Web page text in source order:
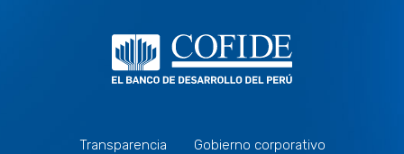
Transparencia
Gobierno corporativo